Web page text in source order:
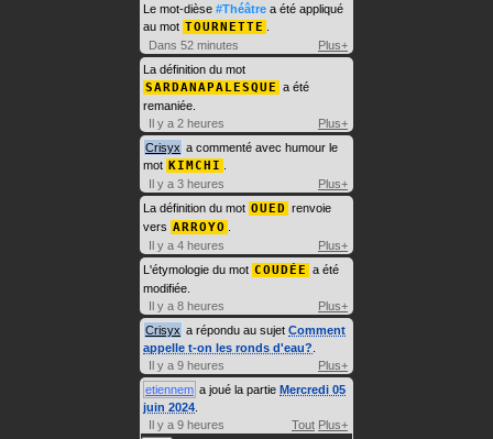
Le mot-dièse #Théâtre a été appliqué
au mot TOURNETTE
Dans 52 minutes
Plus+
La définition du mot
SARDANAPALESQUE a été
remaniée.
Il y a 2 heures
Plus+
Crisyx a commenté avec humour le
mot KIMCHI
Il y a 3 heures
Plus+
La définition du mot OUED renvoie
vers ARROYO
Il y a 4 heures
Plus+
L'étymologie du mot COUDÉE a été
modifiée.
Il y a 8 heures
Plus+
Crisyx a répondu au sujet Comment
appelle t-on les ronds d'eau?
Il y a 9 heures
Plus+
etiennem a joué la partie Mercredi 05
juin 2024
Il y a 9 heures
Tout Plus+